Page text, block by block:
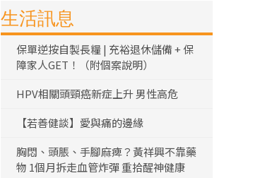
生活訊息
保單逆按自製長糧 | 充裕退休儲備 + 保
障家人GET！（附個案說明）
HPV相關頭頸癌新症上升 男性高危
【若善健談】愛與痛的邊緣
胸悶、頭脹、手腳麻痺？黃祥興不靠藥
物 1個月拆走血管炸彈 重拾醒神健康